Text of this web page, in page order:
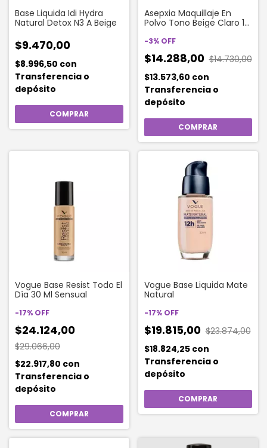
Base Liquida Idi Hydra
Natural Detox N3 A Beige
$9.470,00
$8.996,50 con
Transferencia o
depósito
Asepxia Maquillaje En
Polvo Tono Beige Claro 10
-3% OFF
$14.288,00 $14.730,00
$13.573,60 con
Transferencia o
depósito
Vogue Base Resist Todo El
Día 30 Ml Sensual
-17% OFF
$24.124,00
$29.066,00
$22.917,80 con
Transferencia o
depósito
Vogue Base Liquida Mate
Natural
-17% OFF
$19.815,00 $23.874,00
$18.824,25 con
Transferencia o
depósito